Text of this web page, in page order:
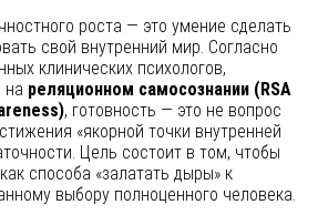
роста — это умение сделать
свой внутренний мир. Согласно
клинических психологов,
на реляционном самосознании (RSA
, готовность — это не вопрос
«якорной точки внутренней
Цель состоит в том, чтобы
способа «залатать дыры» к
выбору полноценного человека.